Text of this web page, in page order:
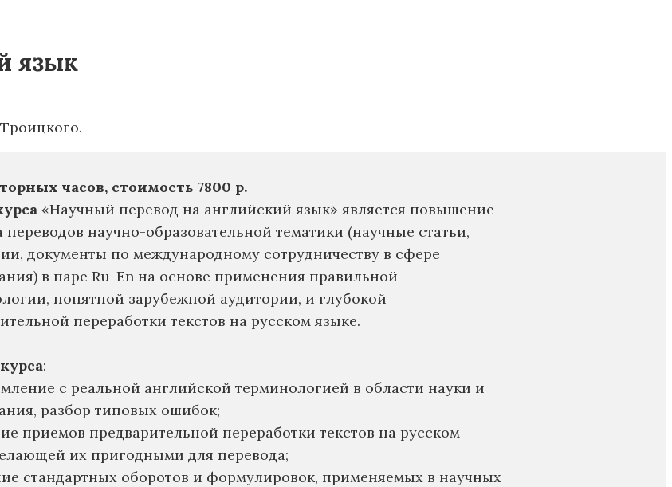
язык
часов, стоимость 7800 р.
«Научный перевод на английский язык» является повышение
переводов научно-образовательной тематики (научные статьи,
документы по международному сотрудничеству в сфере
в паре Ru-En на основе применения правильной
понятной зарубежной аудитории, и глубокой
переработки текстов на русском языке.
:
с реальной английской терминологией в области науки и
разбор типовых ошибок;
приемов предварительной переработки текстов на русском
их пригодными для перевода;
стандартных оборотов и формулировок, применяемых в научных